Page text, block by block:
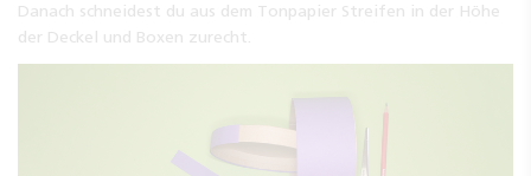
Danach schneidest du aus dem Tonpapier Streifen in der Höhe
der Deckel und Boxen zurecht.